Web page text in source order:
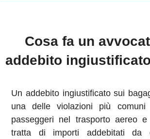
Cosa fa un
addebito
Un addebito ingiustificato sui
una delle violazioni più
passeggeri nel trasporto aereo
tratta di importi addebitati da